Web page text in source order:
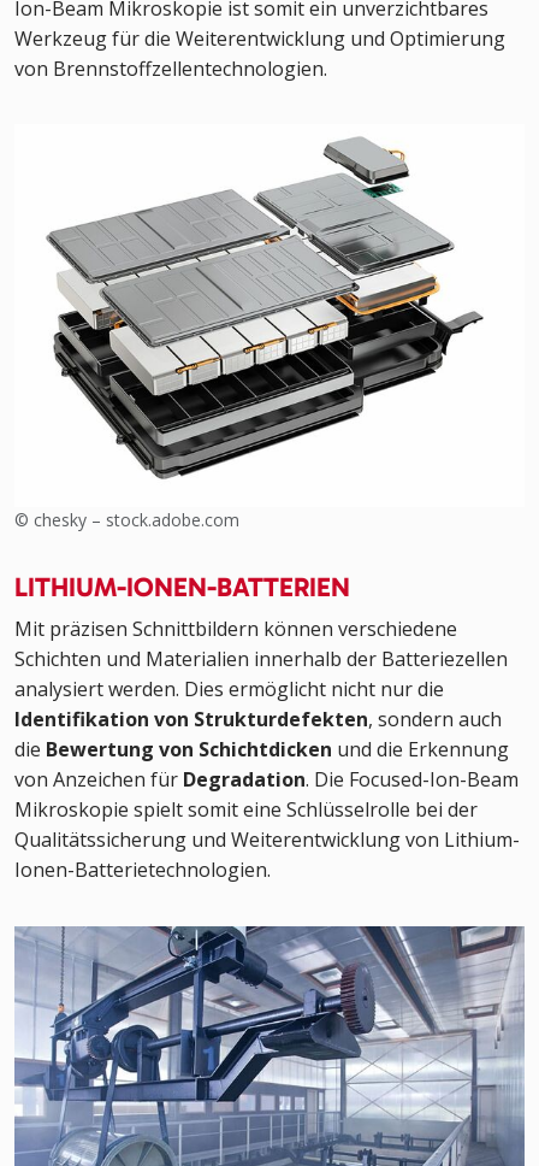
Ion-Beam Mikroskopie ist somit ein unverzichtbares
Werkzeug für die Weiterentwicklung und Optimierung
von Brennstoffzellentechnologien.
© chesky – stock.adobe.com
LITHIUM-IONEN-BATTERIEN
Mit präzisen Schnittbildern können verschiedene
Schichten und Materialien innerhalb der Batteriezellen
analysiert werden. Dies ermöglicht nicht nur die
Identifikation von Strukturdefekten, sondern auch
die Bewertung von Schichtdicken und die Erkennung
von Anzeichen für Degradation. Die Focused-Ion-Beam
Mikroskopie spielt somit eine Schlüsselrolle bei der
Qualitätssicherung und Weiterentwicklung von Lithium-
Ionen-Batterietechnologien.